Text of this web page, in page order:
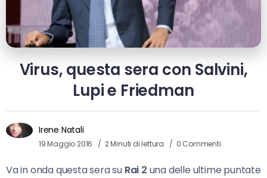
Virus, questa sera con Salvini,
Lupi e Friedman
Irene Natali
19 Maggio 2016 2 Minuti di lettura 0 Commenti
Va in onda questa sera su Rai 2 una delle ultime puntate